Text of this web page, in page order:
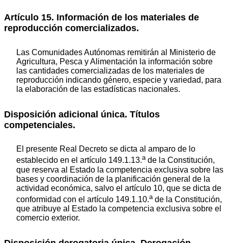
Artículo 15. Información de los materiales de
reproducción comercializados.
Las Comunidades Autónomas remitirán al Ministerio de
Agricultura, Pesca y Alimentación la información sobre
las cantidades comercializadas de los materiales de
reproducción indicando género, especie y variedad, para
la elaboración de las estadísticas nacionales.
Disposición adicional única. Títulos
competenciales.
El presente Real Decreto se dicta al amparo de lo
establecido en el artículo 149.1.13.ade la Constitución,
que reserva al Estado la competencia exclusiva sobre las
bases y coordinación de la planificación general de la
actividad económica, salvo el artículo 10, que se dicta de
conformidad con el artículo 149.1.10.ade la Constitución,
que atribuye al Estado la competencia exclusiva sobre el
comercio exterior.